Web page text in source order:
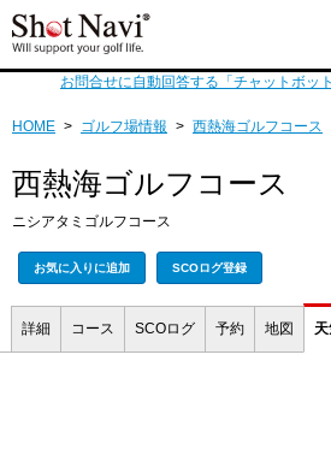
お問合せに自動回答する「チャットボッ
HOME > ゴルフ場情報 > 西熱海ゴルフコース
西熱海ゴルフコース
ニシアタミゴルフコース
お気に入りに追加 SCOログ登録
詳細 コース SCOログ 予約 地図